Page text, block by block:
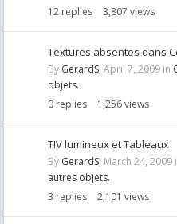
12 replies 3,807 views
Textures absentes dans
By GerardS, April 7, 2009 in
objets.
0 replies 1,256views
TIV lumineux et Tableaux
By GerardS, March 24, 2009
autres objets.
3 replies 2,101 views